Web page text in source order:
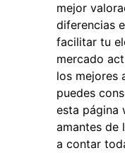
mejor
diferencias
facilitar tu
mercado
los mejores
puedes
esta página
amantes de
a contar